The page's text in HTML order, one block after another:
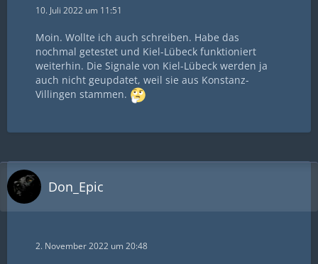
10. Juli 2022 um 11:51
Moin. Wollte ich auch schreiben. Habe das
nochmal getestet und Kiel-Lübeck funktioniert
weiterhin. Die Signale von Kiel-Lübeck werden ja
auch nicht geupdatet, weil sie aus Konstanz-
Villingen stammen.
Don_Epic
2. November 2022 um 20:48